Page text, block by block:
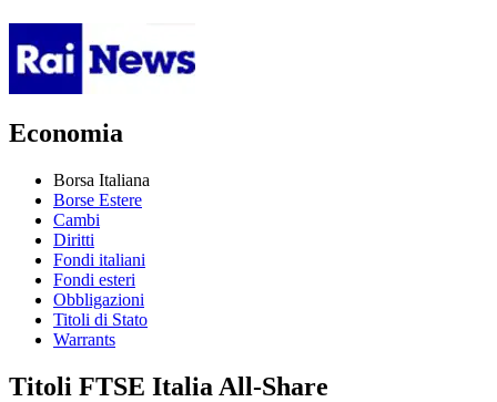
Economia
Borsa Italiana
Borse Estere
Cambi
Diritti
Fondi italiani
Fondi esteri
Obbligazioni
Titoli di Stato
Warrants
Titoli FTSE Italia All-Share